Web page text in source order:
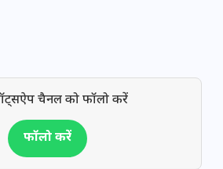
चैनल को फॉलो करें
फॉलो करें